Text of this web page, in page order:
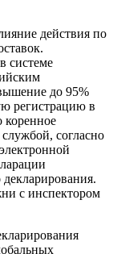
действия по
системе
до 95%
регистрацию в
коренное
согласно
декларирования.
с инспектором